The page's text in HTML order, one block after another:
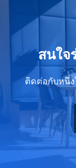
สนใจ
ติดต่อกับหนึ่ง